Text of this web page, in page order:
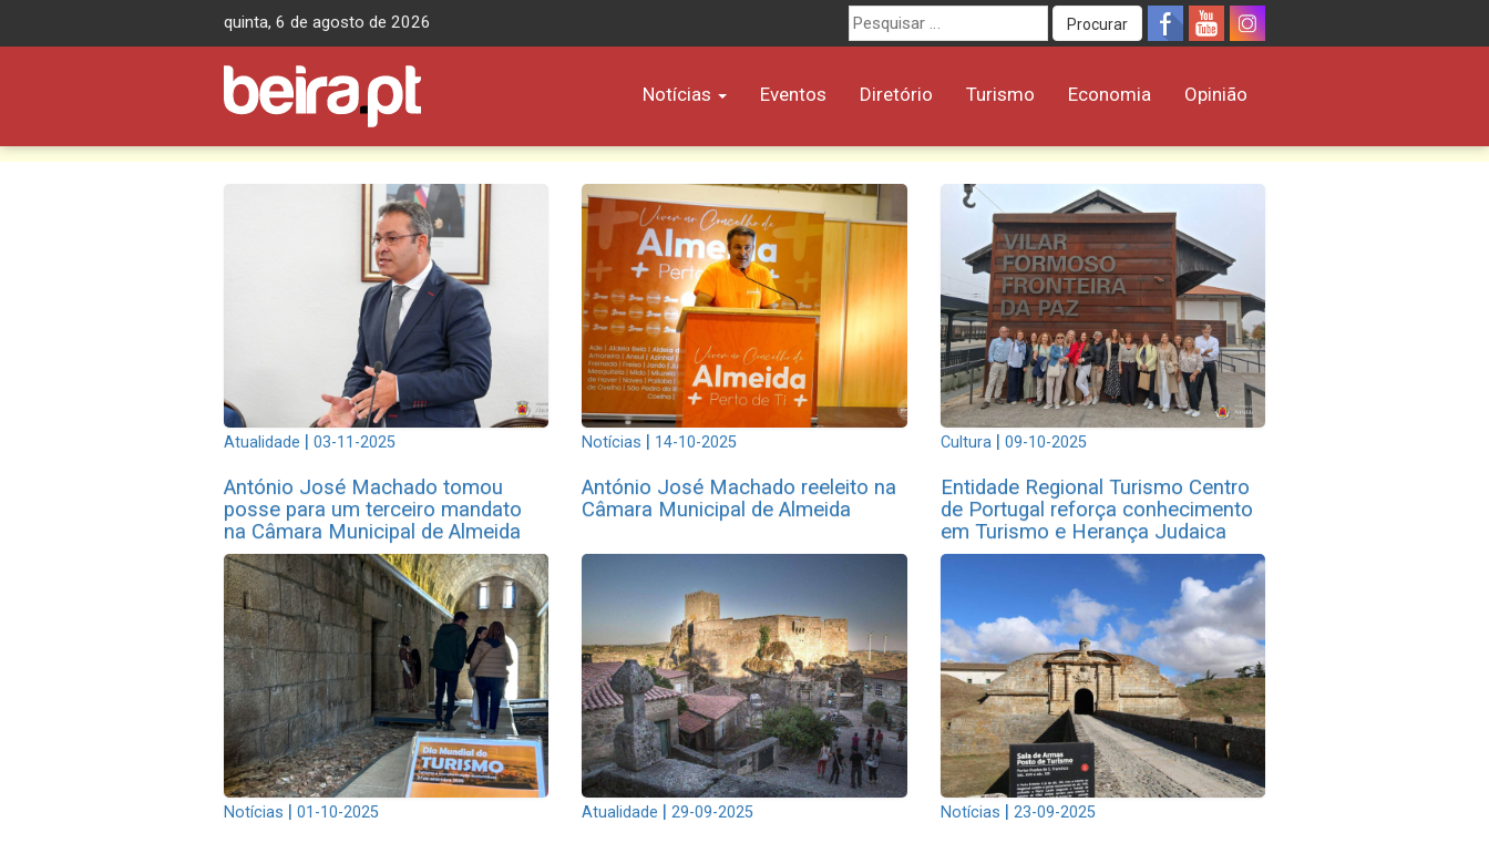
quinta, 6 de agosto de 2026
Procurar
por:
Procurar
Notícias Eventos Diretório Turismo Economia Opinião
Atualidade | 03-11-2025
António José Machado tomou
posse para um terceiro mandato
na Câmara Municipal de Almeida
Notícias | 14-10-2025
António José Machado reeleito na
Câmara Municipal de Almeida
Cultura | 09-10-2025
Entidade Regional Turismo Centro
de Portugal reforça conhecimento
em Turismo e Herança Judaica
Notícias | 01-10-2025 Atualidade |29-09-2025 Notícias | 23-09-2025